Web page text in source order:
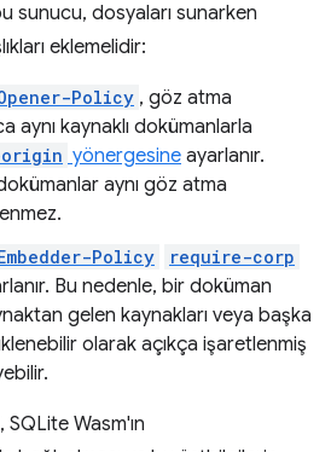
sunucu, dosyaları sunarken
eklemelidir:
Policy , göz atma
aynı kaynaklı dokümanlarla
origin yönergesine ayarlanır.
aynı göz atma
Policy require-corp
Bu nedenle, bir doküman
gelen kaynakları veya başka
olarak açıkça işaretlenmiş
Wasm'ın